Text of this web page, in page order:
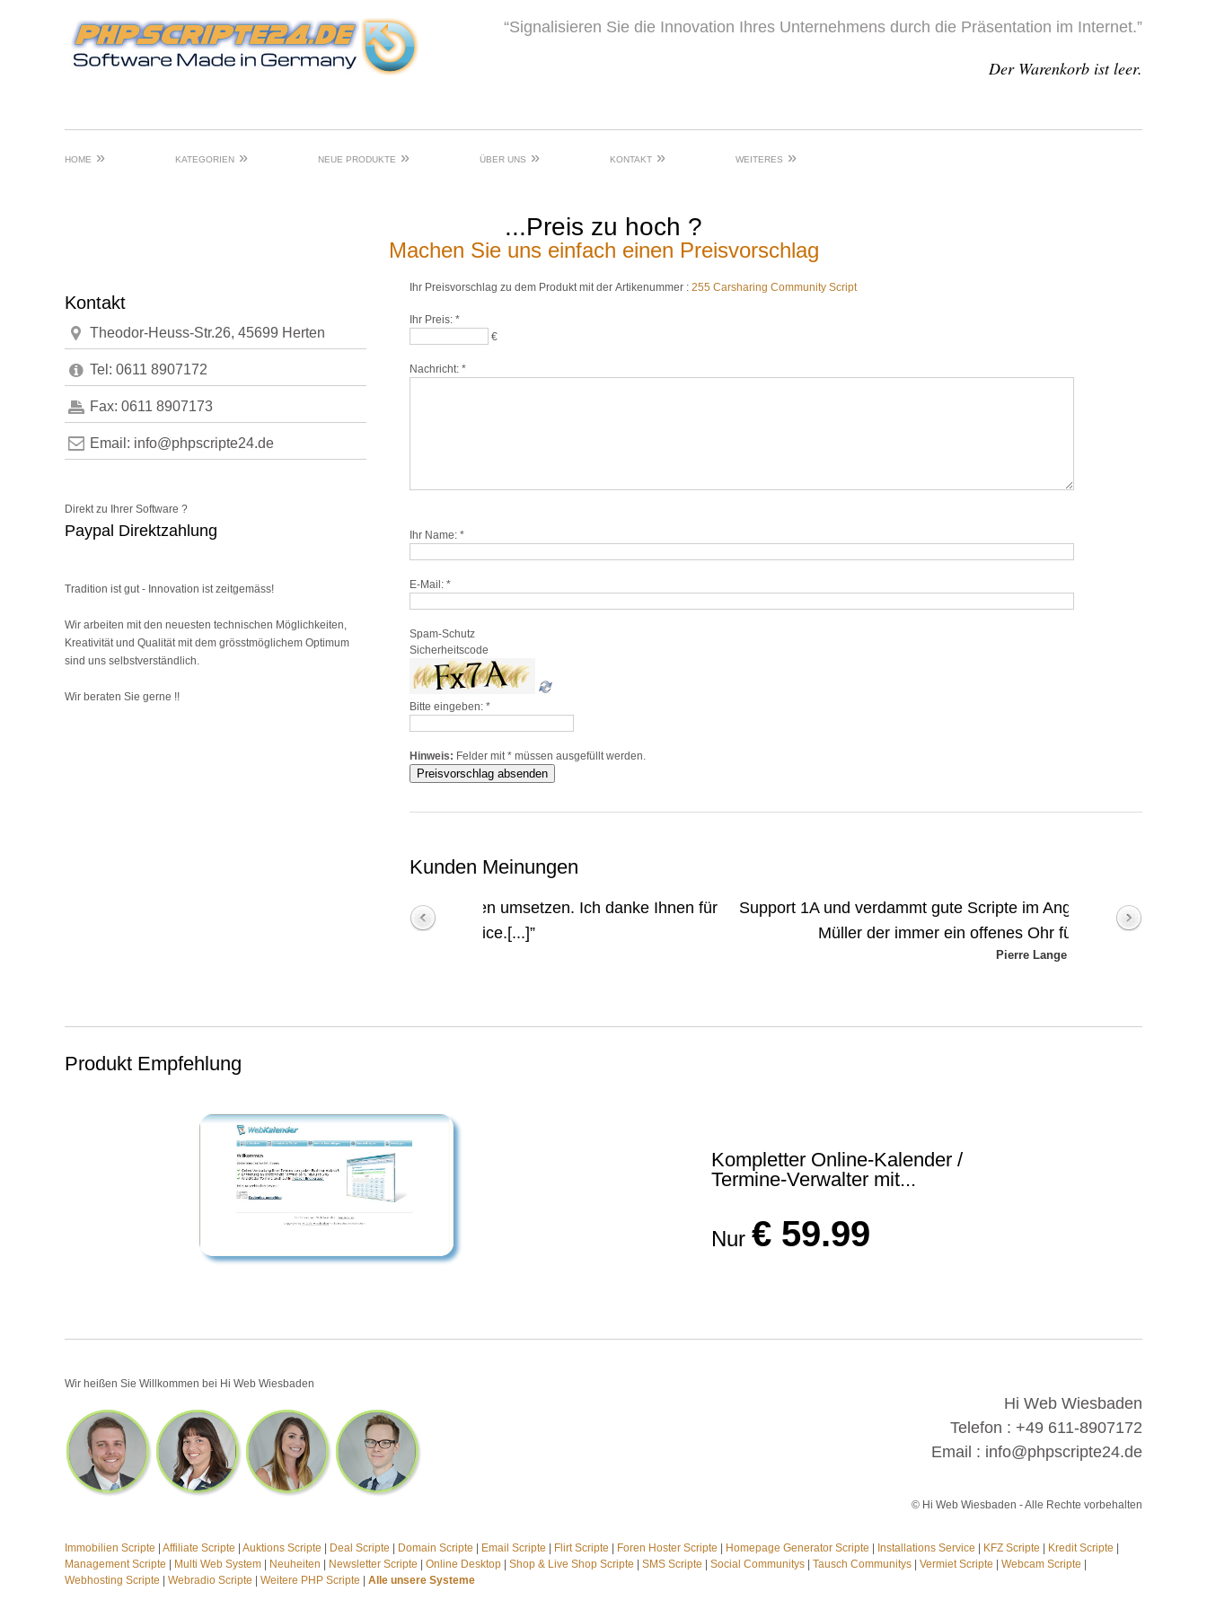
“Signalisieren Sie die Innovation Ihres Unternehmens durch die Präsentation im Internet.”
Der Warenkorb ist leer.
HOME » KATEGORIEN » NEUE PRODUKTE » ÜBER UNS » KONTAKT » WEITERES »
...Preis zu hoch ?
Machen Sie uns einfach einen Preisvorschlag
Ihr Preisvorschlag zu dem Produkt mit der Artikenummer : 255 Carsharing Community Script
Ihr Preis: *
€
Nachricht: *
Ihr Name: *
E-Mail: *
Spam-Schutz
Sicherheitscode
Bitte eingeben: *
Hinweis: Felder mit* müssen ausgefüllt werden.
Kunden Meinungen
konnte ich mein Vorhaben umsetzen. Ich danke Ihnen für
Support 1A und verdammt gute Scripte im Angebot. Danke nochmal an den Herrn
Müller der immer ein offenes Ohr für meine Ideen hatte.[...]”
Kontakt
Theodor-Heuss-Str.26, 45699 Herten
Tel: 0611 8907172
Fax: 0611 8907173
Email: info@phpscripte24.de
Direkt zu Ihrer Software ?
Paypal Direktzahlung
Tradition ist gut - Innovation ist zeitgemäss!
Wir arbeiten mit den neuesten technischen Möglichkeiten,
Kreativität und Qualität mit dem grösstmöglichem Optimum
sind uns selbstverständlich.
Wir beraten Sie gerne !!
Produkt Empfehlung
Kompletter Online-Kalender /
Termine-Verwalter mit...
Nur € 59.99
Wir heißen Sie Willkommen bei Hi Web Wiesbaden
Hi Web Wiesbaden
Telefon : +49 611-8907172
Email : info@phpscripte24.de
© Hi Web Wiesbaden - Alle Rechte vorbehalten
Immobilien Scripte Affiliate Scripte Auktions Scripte Deal Scripte Domain Scripte Email Scripte Flirt Scripte Foren Hoster Scripte Homepage Generator Scripte Installations Service KFZ Scripte Kredit Scripte
Management Scripte
Multi Web System Neuheiten Newsletter Scripte Online Desktop Shop & Live Shop Scripte SMS Scripte Social Communitys Tausch Communitys Vermiet Scripte Webcam Scripte
Webhosting Scripte
Webradio Scripte Weitere PHP Scripte Alle unsere Systeme